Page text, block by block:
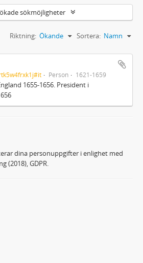
sökmöjligheter
Sortera: Namn
Riktning: Ökande
Person 1621-1659
1655-1656. President i
dina personuppgifter i enlighet med
(2018), GDPR.